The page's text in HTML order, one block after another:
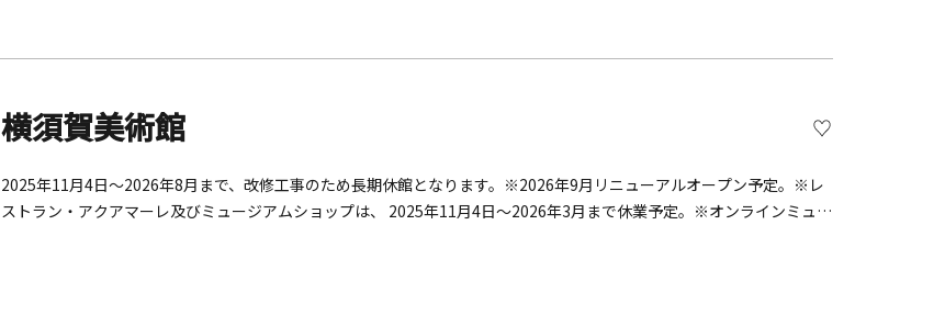
横須賀美術館
2025年11月4日～2026年8月まで、改修工事のため長期休館となります。※2026年9月リニューアルオープン予定。※レ
ストラン・アクアマーレ及びミュージアムショップは、 2025年11月4日～2026年3月まで休業予定。※オンラインミュー